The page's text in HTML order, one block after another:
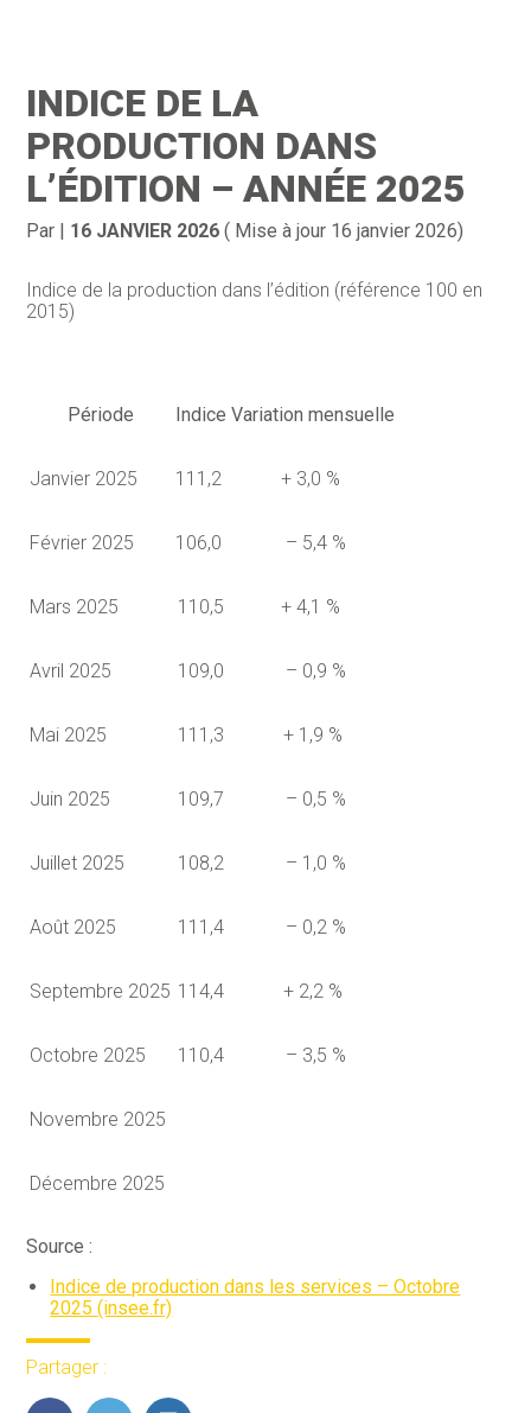
Gestion au quotidien
Financement & trésorerie
Pilotage d’entreprise
Compta
Social & RH
Juridique
Dématérialisation / collecte
INDICE DE LA
PRODUCTION DANS
L’ÉDITION – ANNÉE 2025
Par | 16 JANVIER 2026 ( Mise à jour 16 janvier 2026)
Indice de la production dans l’édition (référence 100 en
2015)
Période Indice Variation mensuelle
Janvier 2025 111,2 + 3,0 %
Février 2025 106,0 – 5,4 %
Mars 2025 110,5 + 4,1 %
Avril 2025 109,0 – 0,9 %
Mai 2025 111,3 + 1,9 %
Juin 2025 109,7 – 0,5 %
Juillet 2025 108,2 – 1,0 %
Août 2025 111,4 – 0,2 %
Septembre 2025 114,4 + 2,2 %
Octobre 2025 110,4 – 3,5 %
Novembre 2025
Décembre 2025
Source :
Indice de production dans les services – Octobre
2025 (insee.fr)
Partager :